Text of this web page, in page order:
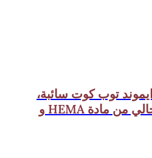
توب كوت سائبة،
طلاء أظافر جل خالي من مادة HEMA و